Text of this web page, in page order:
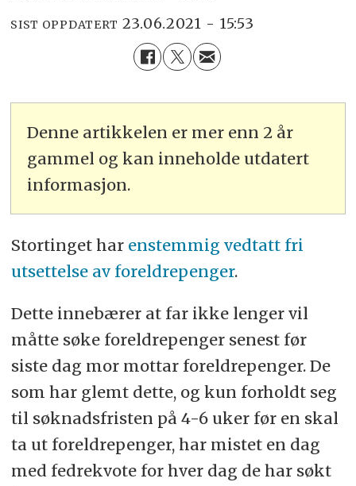
SIST OPPDATERT 23.06.2021 - 15:53
Denne artikkelen er mer enn 2 år
gammel og kan inneholde utdatert
informasjon.
Stortinget har enstemmig vedtatt fri
utsettelse av foreldrepenger.
Dette innebærer at far ikke lenger vil
måtte søke foreldrepenger senest før
siste dag mor mottar foreldrepenger. De
som har glemt dette, og kun forholdt seg
til søknadsfristen på 4-6 uker før en skal
ta ut foreldrepenger, har mistet en dag
med fedrekvote for hver dag de har søkt